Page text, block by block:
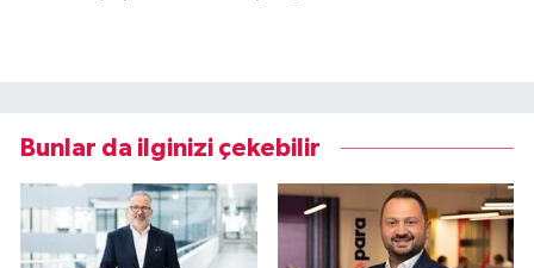
Bunlar da ilginizi çekebilir